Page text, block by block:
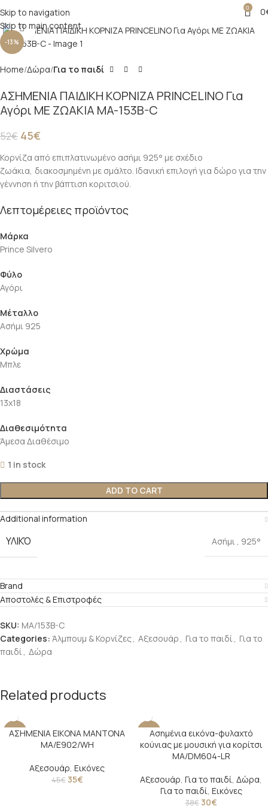
Skip to navigation
Skip to main content
0 0
-13%
Click to enlarge
Home Δώρα Για το παιδί
ΑΣΗΜΕΝΙΑ ΠΑΙΔΙΚΗ ΚΟΡΝΙΖΑ PRINCELINO Για
Αγόρι ΜΕ ΖΩΑΚΙΑ MA-153B-C
52€ 45€
Κορνίζα από επιπλατινωμένο ασήμι 925° με σχέδιο
ζωάκια, διακοσμημένη με σμάλτο. Ιδανική επιλογή για δώρο για την
γέννηση ή την βάπτιση κοριτσιού.
Λεπτομέρειες προϊόντος
Μάρκα
Prince Silvero
Φύλο
Αγόρι
Μέταλλο
Ασήμι 925
Χρώμα
Μπλε
Διαστάσεις
13x18
Διαθεσιμότητα
Άμεσα Διαθέσιμο
1 in stock
ADD TO CART
Additional information
ΥΛΙΚΌ Ασήμι , 925°
Brand
Αποστολές & Επιστροφές
SKU: MA/153B-C
Categories: Άλμπουμ & Κορνίζες, Αξεσουάρ , Για το παιδί, Για το
παιδί, Δώρα
Related products
-22%
ΑΣΗΜΕΝΙΑ ΕΙΚΟΝΑ ΜΑΝΤΟΝΑ
MA/E902/WH
Αξεσουάρ, Εικόνες
45€ 35€
-21%
Ασημένια εικόνα-φυλαχτό
κούνιας με μουσική για κορίτσι
MA/DM604-LR
Αξεσουάρ, Για το παιδί, Δώρα,
Για το παιδί, Εικόνες
38€ 30€